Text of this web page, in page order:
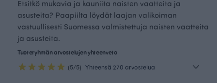
Etsitkö mukavia ja kauniita naisten vaatteita ja
asusteita? Paapiilta löydät laajan valikoiman
vastuullisesti Suomessa valmistettuja naisten vaatteita
ja asusteita.
Tuoteryhmän arvostelujen yhteenveto
(5/5) Yhteensä 270 arvostelua